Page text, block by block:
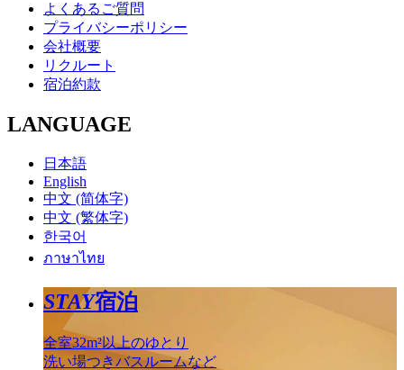
よくあるご質問
プライバシーポリシー
会社概要
リクルート
宿泊約款
LANGUAGE
日本語
English
中文 (简体字)
中文 (繁体字)
한국어
ภาษาไทย
STAY宿泊
全室32m²以上のゆとり
洗い場つきバスルームなど